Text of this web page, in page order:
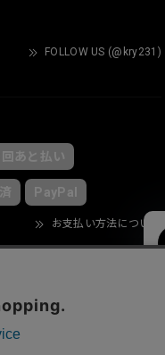
FOLLOW US (@kry231)
あと払い
PayPal
お支払い方法について